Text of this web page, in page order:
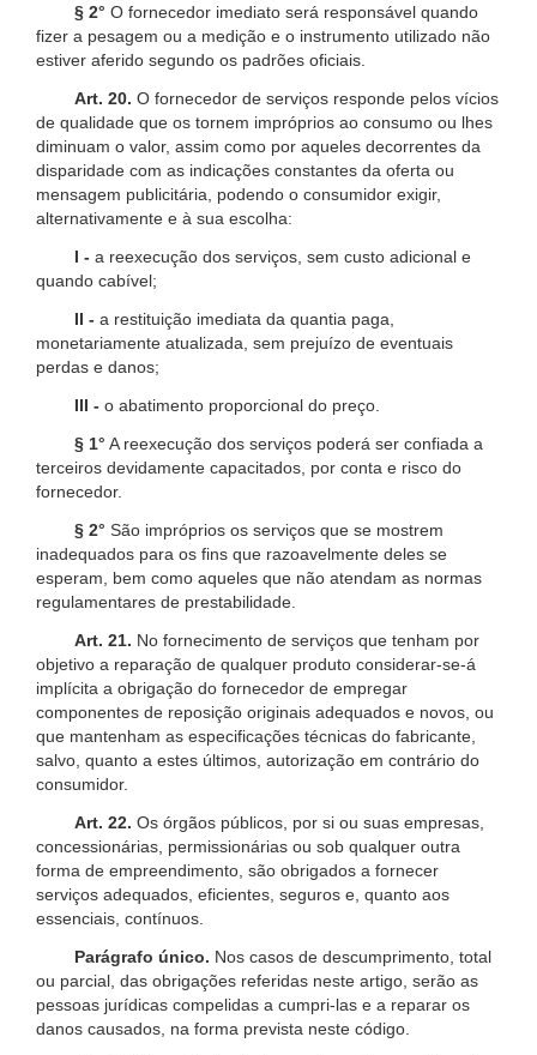
§ 2° O fornecedor imediato será responsável quando
fizer a pesagem ou a medição e o instrumento utilizado não
estiver aferido segundo os padrões oficiais.
Art. 20. O fornecedor de serviços responde pelos vícios
de qualidade que os tornem impróprios ao consumo ou lhes
diminuam o valor, assim como por aqueles decorrentes da
disparidade com as indicações constantes da oferta ou
mensagem publicitária, podendo o consumidor exigir,
alternativamente e à sua escolha:
I - a reexecução dos serviços, sem custo adicional e
quando cabível;
II - a restituição imediata da quantia paga,
monetariamente atualizada, sem prejuízo de eventuais
perdas e danos;
III - o abatimento proporcional do preço.
§ 1° A reexecução dos serviços poderá ser confiada a
terceiros devidamente capacitados, por conta e risco do
fornecedor.
§ 2° São impróprios os serviços que se mostrem
inadequados para os fins que razoavelmente deles se
esperam, bem como aqueles que não atendam as normas
regulamentares de prestabilidade.
Art. 21. No fornecimento de serviços que tenham por
objetivo a reparação de qualquer produto considerar-se-á
implícita a obrigação do fornecedor de empregar
componentes de reposição originais adequados e novos, ou
que mantenham as especificações técnicas do fabricante,
salvo, quanto a estes últimos, autorização em contrário do
consumidor.
Art. 22. Os órgãos públicos, por si ou suas empresas,
concessionárias, permissionárias ou sob qualquer outra
forma de empreendimento, são obrigados a fornecer
serviços adequados, eficientes, seguros e, quanto aos
essenciais, contínuos.
Parágrafo único. Nos casos de descumprimento, total
ou parcial, das obrigações referidas neste artigo, serão as
pessoas jurídicas compelidas a cumpri-las e a reparar os
danos causados, na forma prevista neste código.